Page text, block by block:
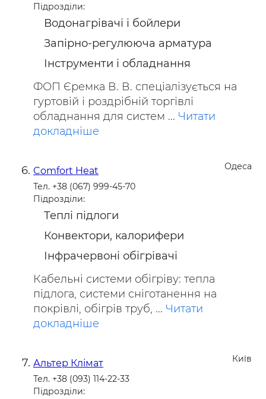
Підрозділи:
Водонагрівачі і бойлери
Запірно-регулююча арматура
Інструменти і обладнання
ФОП Єремка В. В. спеціалізується на
гуртовій і роздрібній торгівлі
обладнання для систем ... Читати
докладніше
Одеса
Comfort Heat
Тел. +38 (067) 999-45-70
Підрозділи:
Теплі підлоги
Конвектори, калорифери
Інфрачервоні обігрівачі
Кабельні системи обігріву: тепла
підлога, системи сніготанення на
покрівлі, обігрів труб, ... Читати
докладніше
Київ
Альтер Клімат
Тел. +38 (093) 114-22-33
Підрозділи: